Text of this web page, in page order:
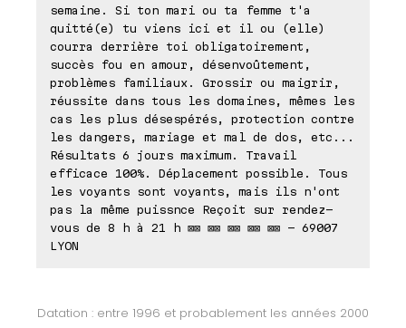
semaine. Si ton mari ou ta femme t'a
quitté(e) tu viens ici et il ou (elle)
courra derrière toi obligatoirement,
succès fou en amour, désenvoûtement,
problèmes familiaux. Grossir ou maigrir,
réussite dans tous les domaines, mêmes les
cas les plus désespérés, protection contre
les dangers, mariage et mal de dos, etc...
Résultats 6 jours maximum. Travail
efficace 100%. Déplacement possible. Tous
les voyants sont voyants, mais ils n'ont
pas la même puissnce Reçoit sur rendez-
vous de 8 h à 21 h ⊠⊠ ⊠⊠ ⊠⊠ ⊠⊠ ⊠⊠ - 69007
LYON
Datation : entre 1996 et probablement les années 2000